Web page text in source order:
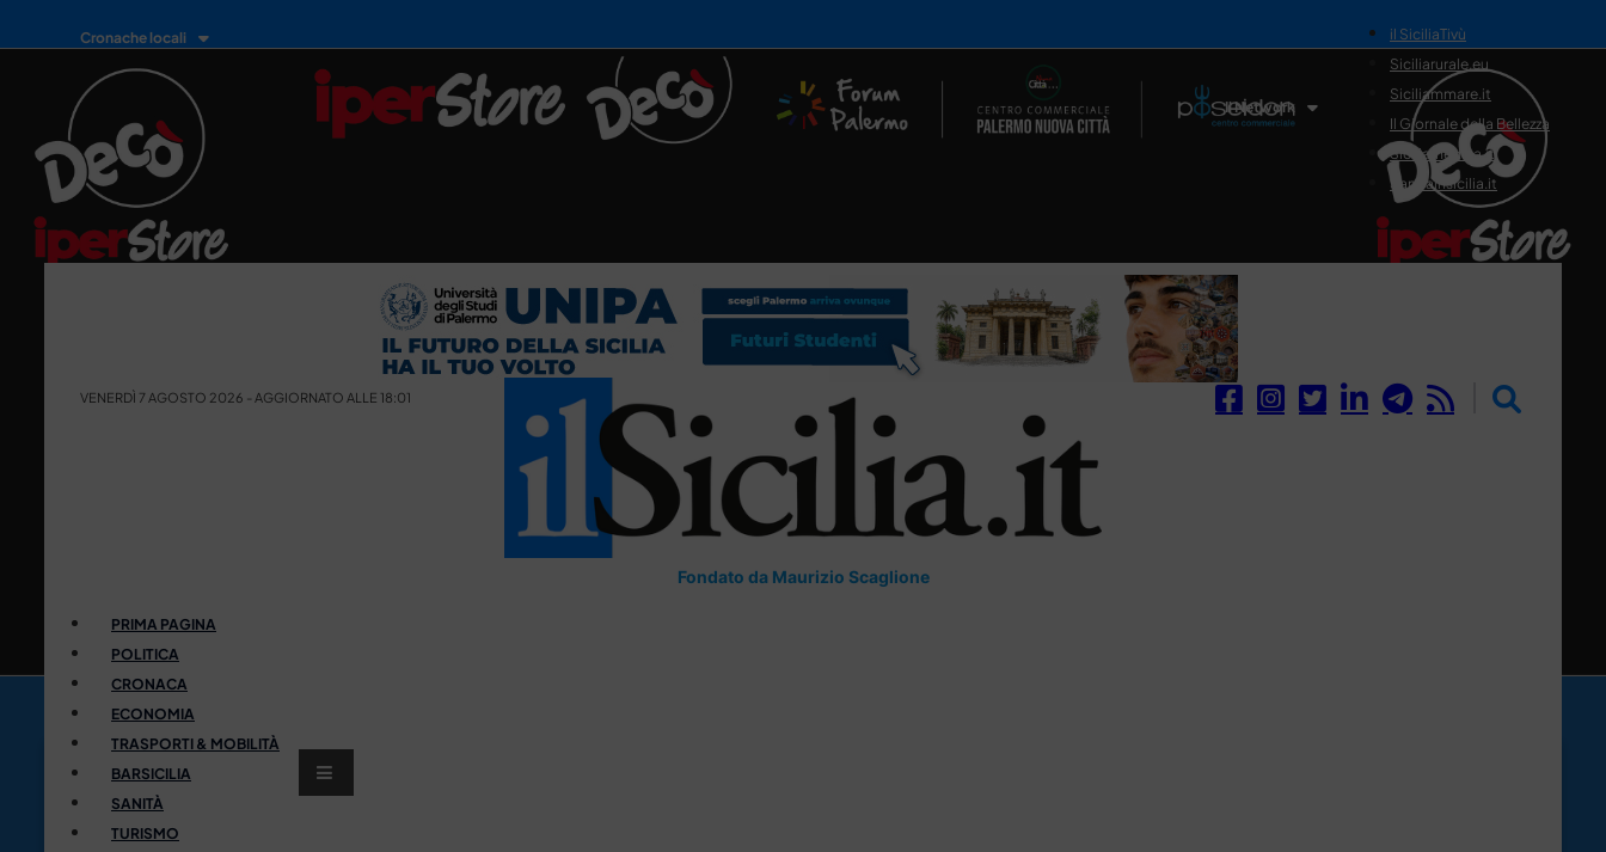
Cronache locali
Il Network
il SiciliaTivù
Siciliarurale.eu
Siciliammare.it
Il Giornale della Bellezza
Siciliamedica.it
Sanitainsicilia.it
VENERDÌ 7 AGOSTO 2026 - AGGIORNATO ALLE 18:01
Fondato da Maurizio Scaglione
PRIMA PAGINA
POLITICA
CRONACA
ECONOMIA
TRASPORTI & MOBILITÀ
BARSICILIA
SANITÀ
TURISMO